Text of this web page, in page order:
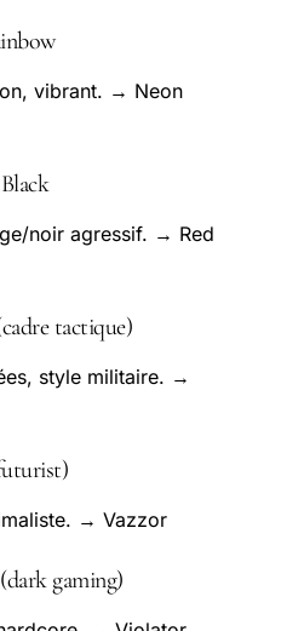
vibrant. → Neon
noir agressif. → Red
tactique)
style militaire. →
→ Vazzor
gaming)